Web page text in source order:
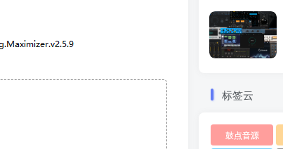
标签云
鼓点音源